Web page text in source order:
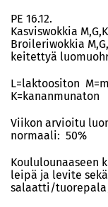
PE 16.12.
Kasviswokkia M,G,K
Broileriwokkia
keitettyä
L=laktoositon
K=kananmunaton
Viikon arvioitu
normaali: 50%
Koululounaaseen
leipä ja levite sekä
salaatti/